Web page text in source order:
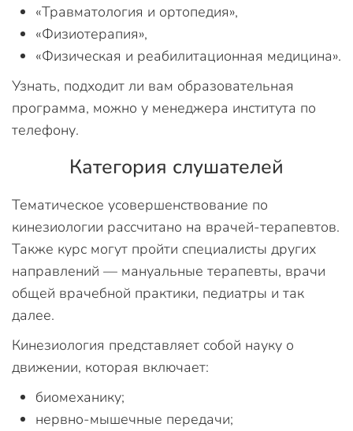
«Травматология и ортопедия»,
«Физиотерапия»,
«Физическая и реабилитационная медицина».
Узнать, подходит ли вам образовательная
программа, можно у менеджера института по
телефону.
Категория слушателей
Тематическое усовершенствование по
кинезиологии рассчитано на врачей-терапевтов.
Также курс могут пройти специалисты других
направлений — мануальные терапевты, врачи
общей врачебной практики, педиатры и так
далее.
Кинезиология представляет собой науку о
движении, которая включает:
биомеханику;
нервно-мышечные передачи;